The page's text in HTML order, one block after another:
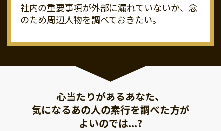
社内の重要事項が外部に漏れていないか、念
のため周辺人物を調べておきたい。
心当たりがあるあなた、
気になるあの人の素行を調べた方が
よいのでは...?